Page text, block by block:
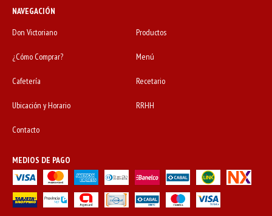
NAVEGACIÓN
Don Victoriano
Productos
¿Cómo Comprar? Menú
Cafetería Recetario
Ubicación y Horario RRHH
Contacto
MEDIOS DE PAGO